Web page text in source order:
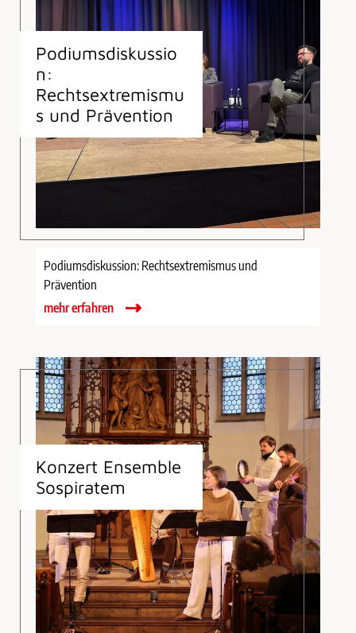
Podiumsdiskussio
n:
Rechtsextremismu
s und Prävention
Podiumsdiskussion: Rechtsextremismus und
Prävention
mehr erfahren
Konzert Ensemble
Sospiratem